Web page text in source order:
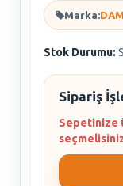
Marka:
Stok Durumu:
Sipariş
Sepetinize